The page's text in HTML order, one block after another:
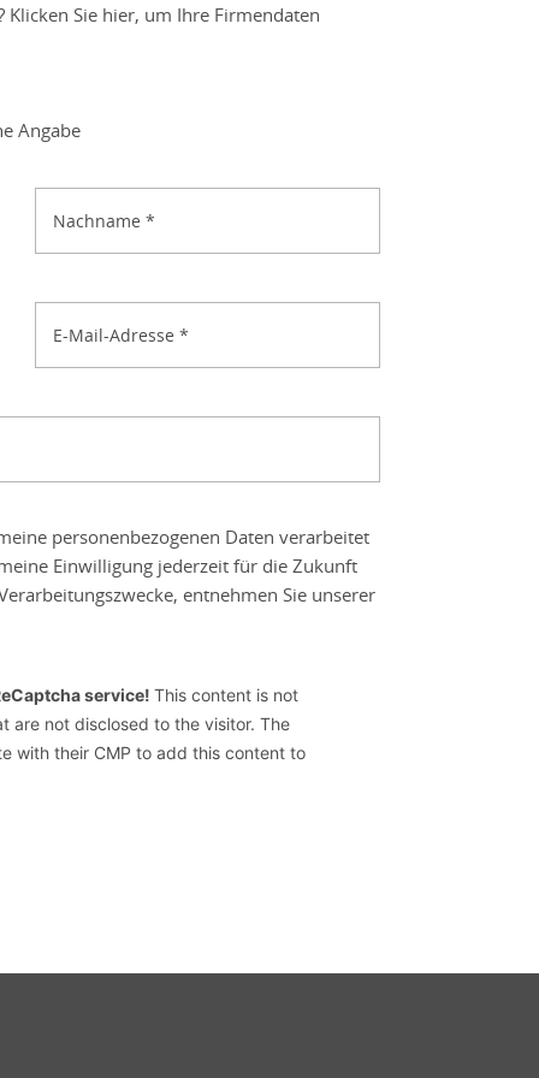
Sie hier, um Ihre Firmendaten
Angabe
Nachname *
E-Mail-Adresse *
personenbezogenen Daten verarbeitet
Einwilligung jederzeit für die Zukunft
entnehmen Sie unserer
service! This content is not
are not disclosed to the visitor. The
with their CMP to add this content to